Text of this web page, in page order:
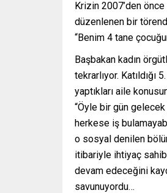
Krizin 2007’den
düzenlenen bir
“Benim 4 tane
Başbakan kadın
tekrarlıyor. Katıldığı
yaptıkları aile
“Öyle bir gün
herkese iş
o sosyal denilen
itibariyle ihtiyaç
devam edeceğini
savunuyordu…